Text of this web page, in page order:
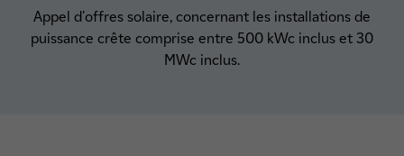
Appel d'offres solaire, concernant les installations de
puissance crête comprise entre 500 kWc inclus et 30
MWc inclus.